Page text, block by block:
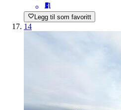
Legg til som favoritt
14